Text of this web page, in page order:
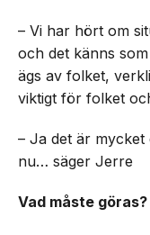
– Vi har hört om
och det känns
ägs av folket,
viktigt för folket
– Ja det är mycket
nu… säger Jerre
Vad måste göras?